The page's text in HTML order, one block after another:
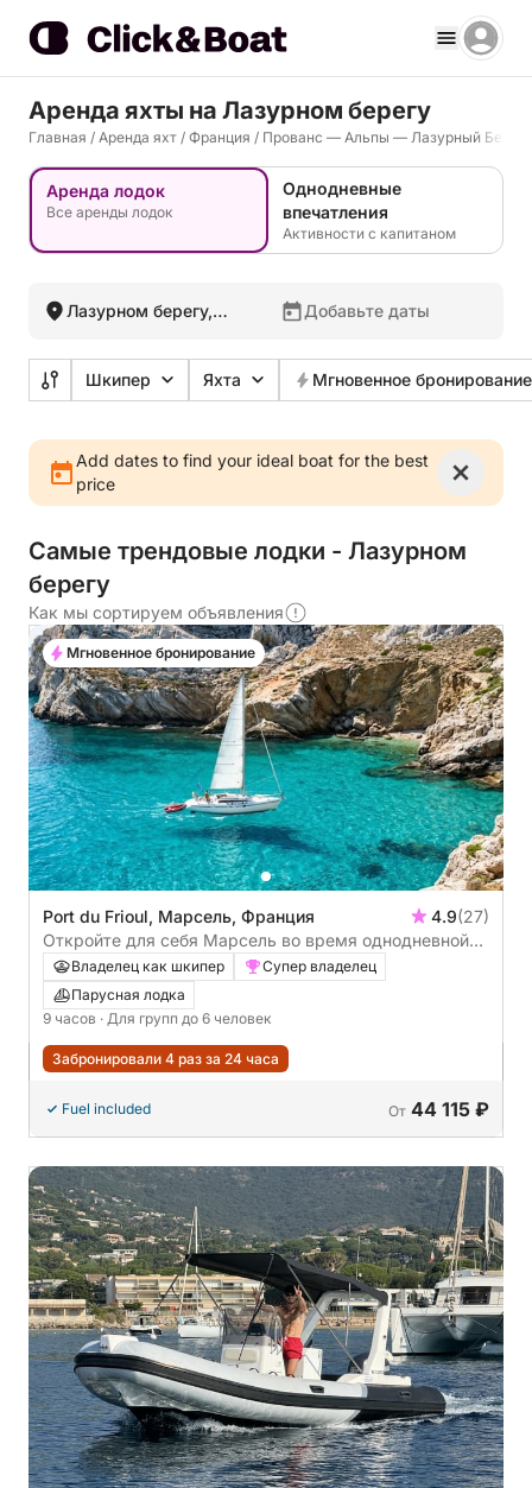
Аренда яхты на Лазурном берегу
Главная / Аренда яхт / Франция / Прованс — Альпы — Лазурный Берег
Аренда лодок
Все аренды лодок
Однодневные
впечатления
Активности с капитаном
Лазурном берегу,
Добавьте даты
Шкипер Яхта Мгновенное бронирование
Add dates to find your ideal boat for the best
price
Самые трендовые лодки - Лазурном
берегу
Как мы сортируем объявления
Port du Frioul, Марсель, Франция 4.9(27)
Откройте для себя Марсель во время однодневной
парусной прогулки.
Владелец как шкипер
Супер владелец
Парусная лодка
9 часов · Для групп до 6 человек
Забронировали 4 раз за 24 часа
Fuel included От 44 115 ₽
Мгновенное бронирование